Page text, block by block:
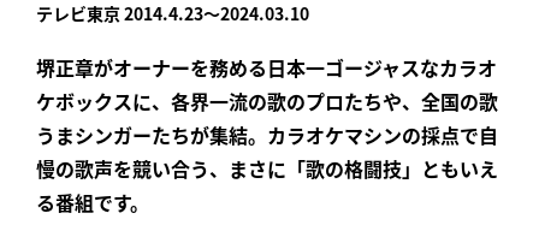
テレビ東京 2014.4.23～2024.03.10
堺正章がオーナーを務める日本一ゴージャスなカラオ
ケボックスに、各界一流の歌のプロたちや、全国の歌
うまシンガーたちが集結。カラオケマシンの採点で自
慢の歌声を競い合う、まさに「歌の格闘技」ともいえ
る番組です。